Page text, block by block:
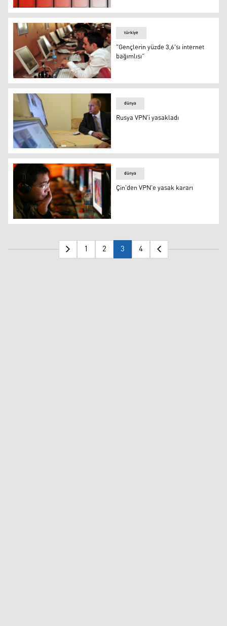
Çin’de isimsiz yorum yapmak yasaklandı
"Gençlerin yüzde 3,6'sı internet bağımlısı”
türkiye
"Gençlerin yüzde 3,6'sı internet
bağımlısı”
Rusya VPN'i yasakladı
dünya
Rusya VPN'i yasakladı
Çin'den VPN’e yasak kararı
dünya
Çin'den VPN’e yasak kararı
1 2 3 4